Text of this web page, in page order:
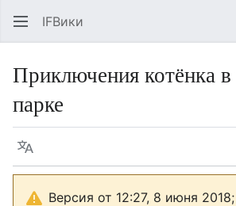
IFВики
Приключения котёнка
парке
Язык
Версия от 12:27, 8 июня 2018;